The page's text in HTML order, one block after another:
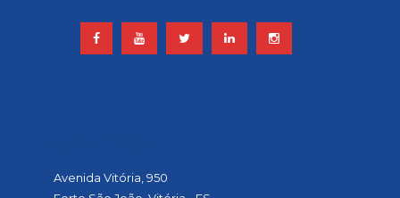
Avenida Vitória, 950